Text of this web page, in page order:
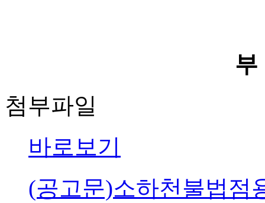
부
첨부파일
바로보기
(공고문)소하천불법점